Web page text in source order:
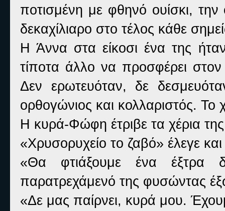
ποτισμένη με φθηνό ουίσκι,
δεκαχίλιαρο στο τέλος κάθε
Η Άννα στα είκοσι ένα της
τίποτα άλλο να προσφέρει
Δεν ερωτευόταν, δε
ορθογώνιος και κολλαριστός. Το
Η κυρά-Φώφη έτριβε τα χέρια
«Χρυσορυχείο το ζαβό» έλεγε
«Θα φτιάξουμε ένα
παρατρεχάμενό της φυσώντας
«Δε μας παίρνει, κυρά μου.